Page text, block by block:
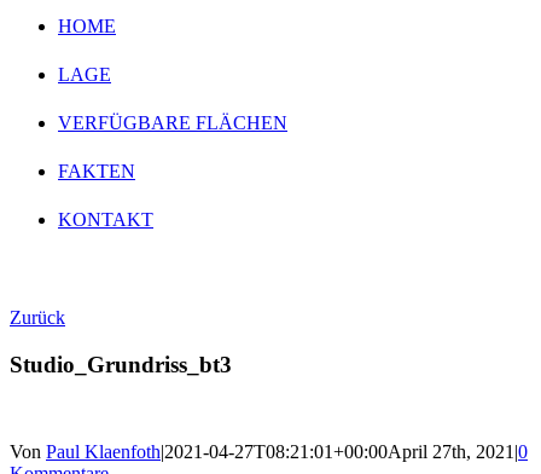
HOME
LAGE
VERFÜGBARE FLÄCHEN
FAKTEN
KONTAKT
Zurück
Studio_Grundriss_bt3
Von Paul Klaenfoth|2021-04-27T08:21:01+00:00April 27th, 2021 |0